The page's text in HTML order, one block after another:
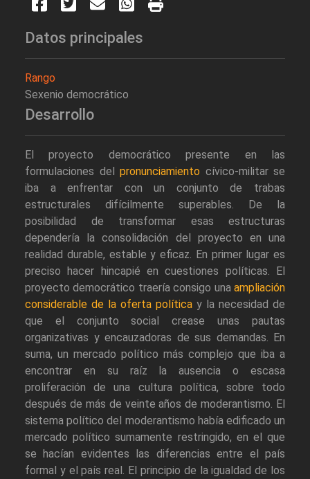
Datos principales
Rango
Sexenio democrático
Desarrollo
El proyecto democrático presente en las
formulaciones del pronunciamiento cívico-militar se
iba a enfrentar con un conjunto de trabas
estructurales difícilmente superables. De la
posibilidad de transformar esas estructuras
dependería la consolidación del proyecto en una
realidad durable, estable y eficaz. En primer lugar es
preciso hacer hincapié en cuestiones políticas. El
proyecto democrático traería consigo una ampliación
considerable de la oferta política y la necesidad de
que el conjunto social crease unas pautas
organizativas y encauzadoras de sus demandas. En
suma, un mercado político más complejo que iba a
encontrar en su raíz la ausencia o escasa
proliferación de una cultura política, sobre todo
después de más de veinte años de moderantismo. El
sistema político del moderantismo había edificado un
mercado político sumamente restringido, en el que
se hacían evidentes las diferencias entre el país
formal y el país real. El principio de la igualdad de los